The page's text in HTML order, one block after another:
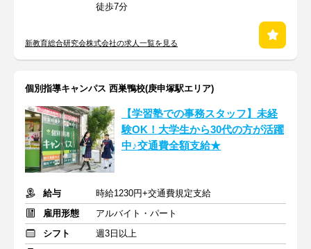
徒歩7分
新教育総合研究会株式会社の求人一覧を見る
個別指導キャンパス 西巣鴨校(庚申塚駅エリア)
【学習塾での事務スタッフ】未経
験OK！大学生から30代の方が活躍
中♪交通費全額支給★
給与
時給1230円+交通費規定支給
雇用形態
アルバイト・パート
シフト
週3日以上